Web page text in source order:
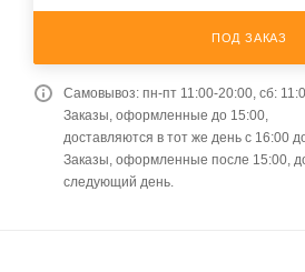
ПОД ЗАКАЗ
Самовывоз: пн-пт 11:00-20:00, сб:
Заказы, оформленные до 15:00,
доставляются в тот же день с 16:00
Заказы, оформленные после 15:00,
следующий день.